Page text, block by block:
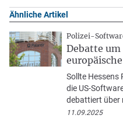
Ähnliche Artikel
Polizei-
Debatte
Sollte Hessens
die US-
debattiert über
11.09.2025